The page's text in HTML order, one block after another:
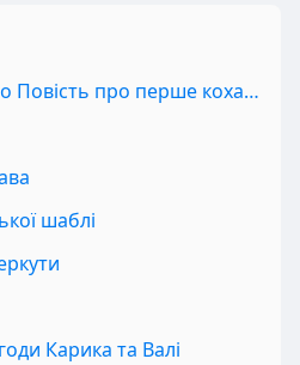
Вітька + Галя, або Повість про перше кохання
шаблі
Карика та Валі